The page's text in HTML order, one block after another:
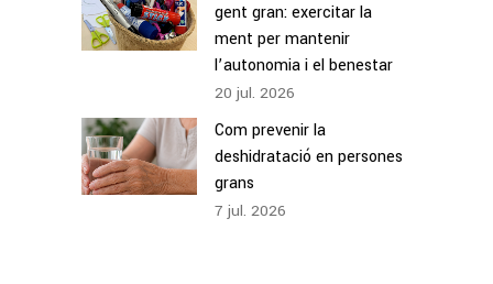
gent gran: exercitar la
ment per mantenir
l’autonomia i el benestar
20 jul. 2026
Com prevenir la
deshidratació en persones
grans
7 jul. 2026